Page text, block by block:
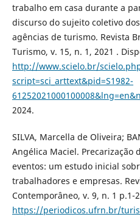
trabalho em casa durante a
discurso do sujeito coletivo
agências de turismo. Revista
Turismo, v. 15, n. 1, 2021 .
http://www.scielo.br/
script=sci_arttext&pid=S1982-
2024.
SILVA, Marcella de Oliveira;
Angélica Maciel. Precarização
eventos: um estudo inicial
trabalhadores e empresas.
Contemporâneo, v. 9, n. 1 p.1-
https://periodicos.ufrn.br/